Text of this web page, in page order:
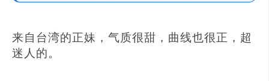
来自台湾的正妹，气质很甜，曲线也很正，超
迷人的。